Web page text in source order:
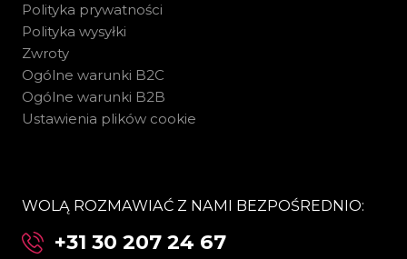
Polityka prywatności
Polityka wysyłki
Zwroty
Ogólne warunki B2C
Ogólne warunki B2B
Ustawienia plików cookie
WOLĄ ROZMAWIAĆ Z NAMI BEZPOŚREDNIO:
+31 30 207 24 67